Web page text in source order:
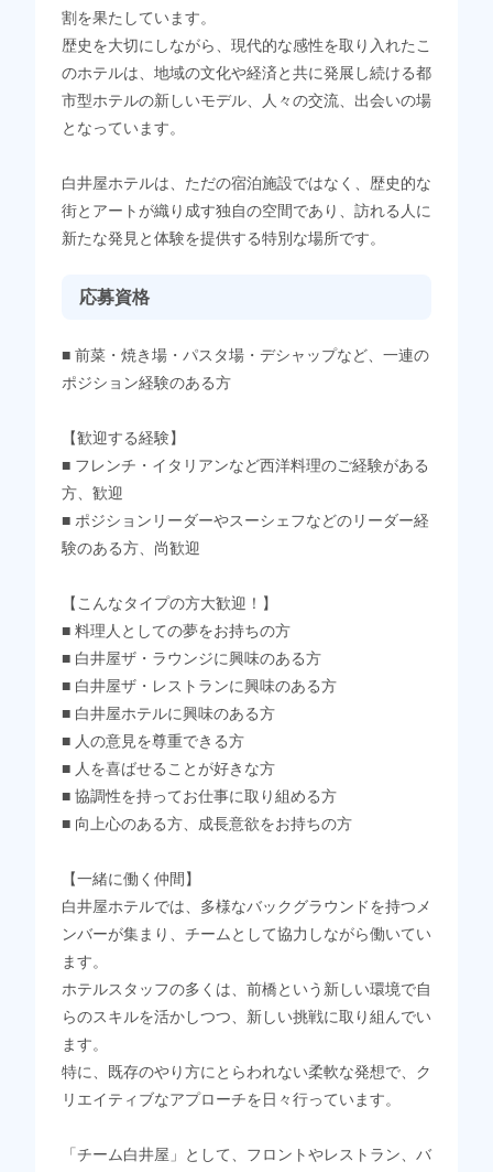
割を果たしています。
歴史を大切にしながら、現代的な感性を取り入れたこ
のホテルは、地域の文化や経済と共に発展し続ける都
市型ホテルの新しいモデル、人々の交流、出会いの場
となっています。
白井屋ホテルは、ただの宿泊施設ではなく、歴史的な
街とアートが織り成す独自の空間であり、訪れる人に
新たな発見と体験を提供する特別な場所です。
応募資格
■ 前菜・焼き場・パスタ場・デシャップなど、一連の
ポジション経験のある方
【歓迎する経験】
■ フレンチ・イタリアンなど西洋料理のご経験がある
方、歓迎
■ ポジションリーダーやスーシェフなどのリーダー経
験のある方、尚歓迎
【こんなタイプの方大歓迎！】
■ 料理人としての夢をお持ちの方
■ 白井屋ザ・ラウンジに興味のある方
■ 白井屋ザ・レストランに興味のある方
■ 白井屋ホテルに興味のある方
■ 人の意見を尊重できる方
■ 人を喜ばせることが好きな方
■ 協調性を持ってお仕事に取り組める方
■ 向上心のある方、成長意欲をお持ちの方
【一緒に働く仲間】
白井屋ホテルでは、多様なバックグラウンドを持つメ
ンバーが集まり、チームとして協力しながら働いてい
ます。
ホテルスタッフの多くは、前橋という新しい環境で自
らのスキルを活かしつつ、新しい挑戦に取り組んでい
ます。
特に、既存のやり方にとらわれない柔軟な発想で、ク
リエイティブなアプローチを日々行っています​。
「チーム白井屋」として、フロントやレストラン、バ